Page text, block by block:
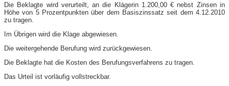
Die Beklagte wird verurteilt, an die Klägerin 1.200,00 € nebst Zinsen in
Höhe von 5 Prozentpunkten über dem Basiszinssatz seit dem 4.12.2010
zu tragen.
Im Übrigen wird die Klage abgewiesen.
Die weitergehende Berufung wird zurückgewiesen.
Die Beklagte hat die Kosten des Berufungsverfahrens zu tragen.
Das Urteil ist vorläufig vollstreckbar.